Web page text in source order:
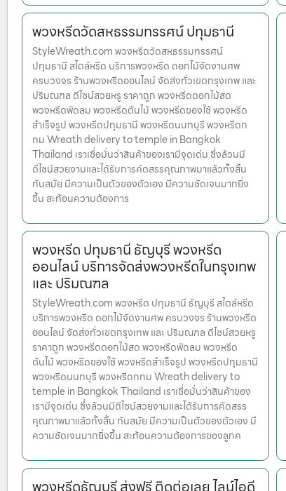
พวงหรีดวัดสหธรรมทรรศน์ ปทุมธานี
StyleWreath.com พวงหรีดวัดสหธรรมทรรศน์
ปทุมธานี สไตล์หรีด บริการพวงหรีด ดอกไม้จัดงานศพ
ครบวงจร ร้านพวงหรีดออนไลน์ จัดส่งทั่วเขตกรุงเทพ และ
ปริมณฑล ดีไซน์สวยหรู ราคาถูก พวงหรีดดอกไม้สด
พวงหรีดพัดลม พวงหรีดต้นไม้ พวงหรีดของใช้ พวงหรีด
สำเร็จรูป พวงหรีดปทุมธานี พวงหรีดนนทบุรี พวงหรีดก
ทม Wreath delivery to temple in Bangkok
Thailand เราเชื่อมั่นว่าสินค้าของเรามีจุดเด่น ซึ่งล้วนมี
ดีไซน์สวยงามและได้รับการคัดสรรคุณภาพมาแล้วทั้งสิ้น
ทันสมัย มีความเป็นตัวของตัวเอง มีความชัดเจนมากยิ่ง
ขึ้น สะท้อนความต้องการ
พวงหรีด ปทุมธานี ธัญบุรี พวงหรีด
ออนไลน์ บริการจัดส่งพวงหรีดในกรุงเทพ
และ ปริมณฑล
StyleWreath.com พวงหรีด ปทุมธานี ธัญบุรี สไตล์หรีด
บริการพวงหรีด ดอกไม้จัดงานศพ ครบวงจร ร้านพวงหรีด
ออนไลน์ จัดส่งทั่วเขตกรุงเทพ และ ปริมณฑล ดีไซน์สวยหรู
ราคาถูก พวงหรีดดอกไม้สด พวงหรีดพัดลม พวงหรีด
ต้นไม้ พวงหรีดของใช้ พวงหรีดสำเร็จรูป พวงหรีดปทุมธานี
พวงหรีดนนทบุรี พวงหรีดกทม Wreath delivery to
temple in Bangkok Thailand เราเชื่อมั่นว่าสินค้าของ
เรามีจุดเด่น ซึ่งล้วนมีดีไซน์สวยงามและได้รับการคัดสรร
คุณภาพมาแล้วทั้งสิ้น ทันสมัย มีความเป็นตัวของตัวเอง มี
ความชัดเจนมากยิ่งขึ้น สะท้อนความต้องการของลูกค